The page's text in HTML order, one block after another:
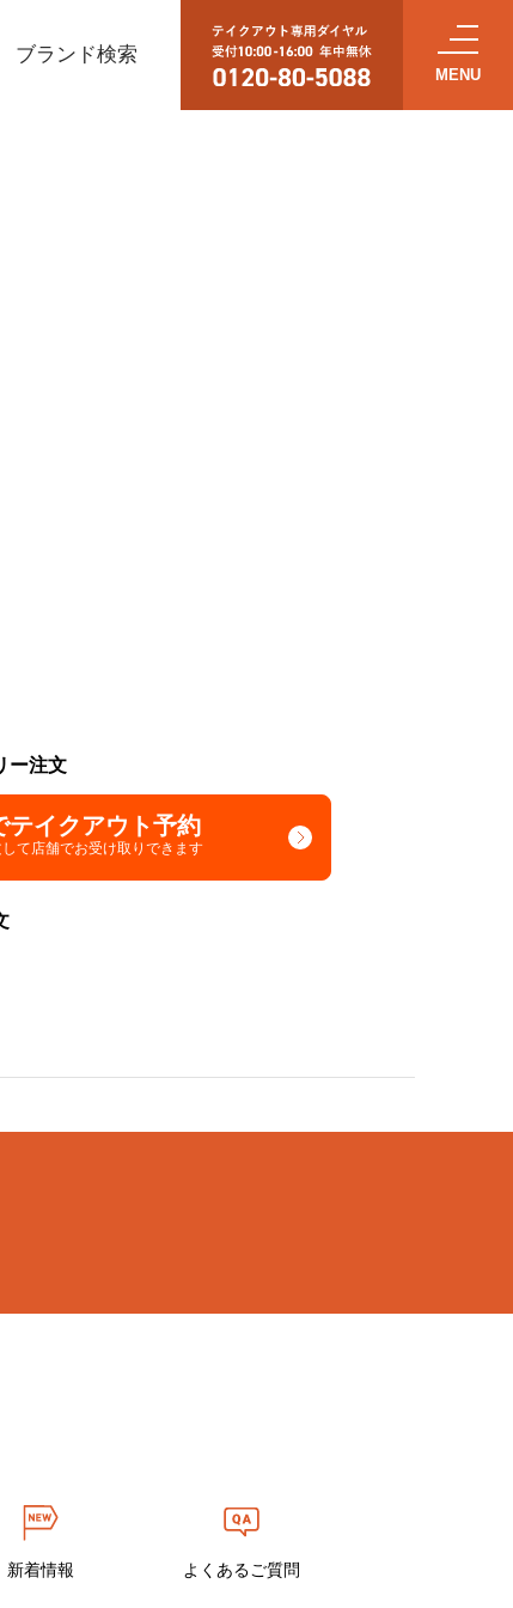
ブランド検索
ー注文
テイクアウト予約
て店舗でお受け取りできます
新着情報 よくあるご質問